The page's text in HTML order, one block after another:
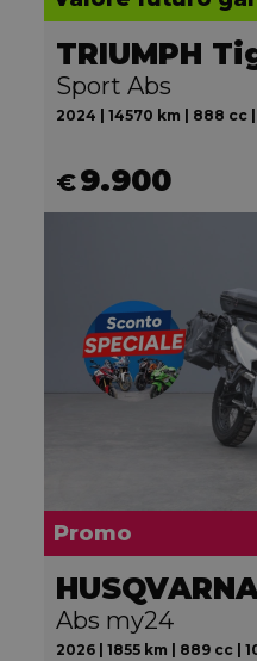
TRIUMPH
Sport Abs
2024 | 14570 km | 888 cc
€9.900
Promo
Abs my24
2026 | 1855 km | 889 cc |